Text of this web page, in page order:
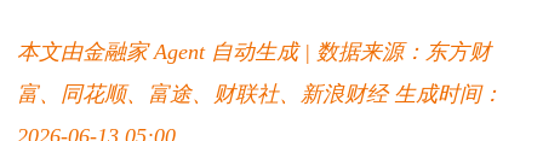
本文由金融家 Agent 自动生成 | 数据来源：东方财
富、同花顺、富途、财联社、新浪财经 生成时间：